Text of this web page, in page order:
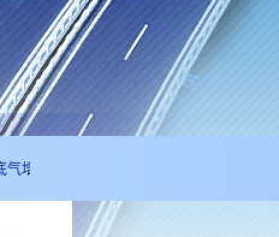
(2022-07-20 21:41:49) -